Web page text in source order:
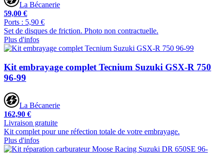
La Bécanerie
59,00 €
Ports : 5,90 €
Set de disques de friction. Photo non contractuelle.
Plus d'infos
Kit embrayage complet Tecnium Suzuki GSX-R 750
96-99
La Bécanerie
162,90 €
Livraison gratuite
Kit complet pour une réfection totale de votre embrayage.
Plus d'infos